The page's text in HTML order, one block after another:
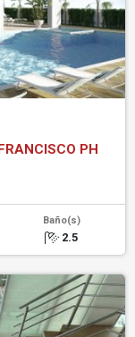
PH
Baño(s)
2.5